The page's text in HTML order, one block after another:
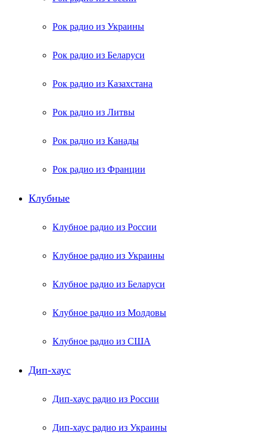
Рок радио из Украины
Рок радио из Беларуси
Рок радио из Казахстана
Рок радио из Литвы
Рок радио из Канады
Рок радио из Франции
Клубные
Клубное радио из России
Клубное радио из Украины
Клубное радио из Беларуси
Клубное радио из Молдовы
Клубное радио из США
Дип-хаус
Дип-хаус радио из России
Дип-хаус радио из Украины